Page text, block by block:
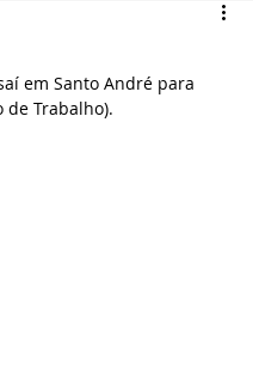
em Santo André para
de Trabalho).